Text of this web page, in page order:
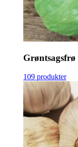
Grøntsagsfrø
109 produkter